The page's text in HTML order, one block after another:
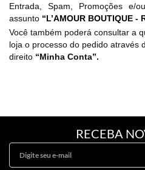
Entrada, Spam, Promoções e/
assunto “L’AMOUR BOUTIQUE
Você também poderá consultar a
loja o processo do pedido através
direito “Minha Conta”.
RECEBA